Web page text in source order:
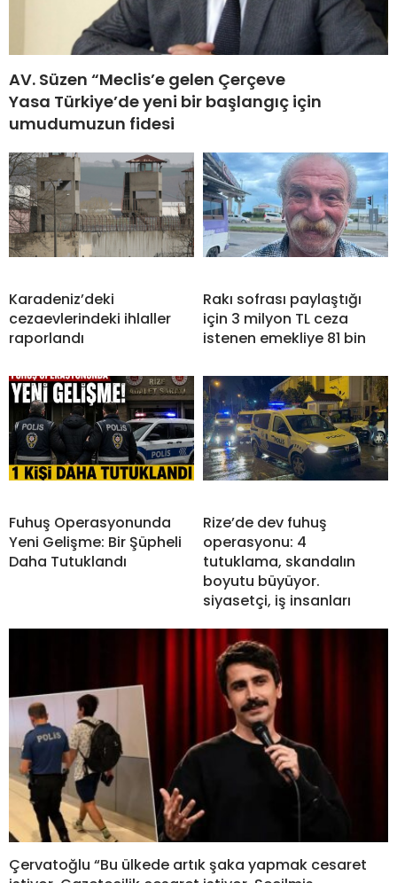
AV. Süzen “Meclis’e gelen Çerçeve
Yasa Türkiye’de yeni bir başlangıç için
umudumuzun fidesi
Karadeniz’deki
cezaevlerindeki ihlaller
raporlandı
Rakı sofrası paylaştığı
için 3 milyon TL ceza
istenen emekliye 81 bin
Fuhuş Operasyonunda
Yeni Gelişme: Bir Şüpheli
Daha Tutuklandı
Rize’de dev fuhuş
operasyonu: 4
tutuklama, skandalın
boyutu büyüyor.
siyasetçi, iş insanları
Çervatoğlu “Bu ülkede artık şaka yapmak cesaret